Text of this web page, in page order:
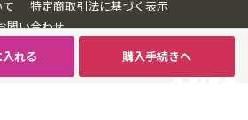
購入手続きへ
れる
特定商取引法に基づく表示
問い合わせ